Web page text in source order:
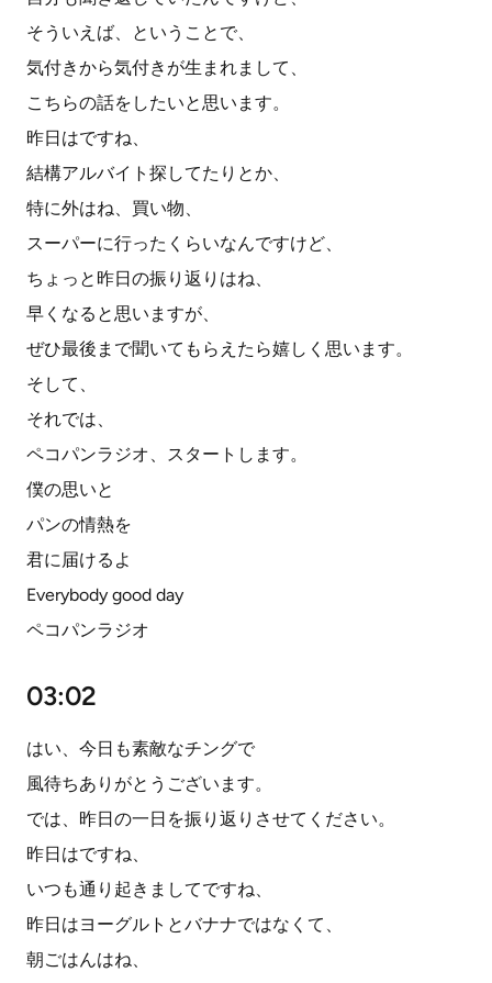
そういえば、ということで、
気付きから気付きが生まれまして、
こちらの話をしたいと思います。
昨日はですね、
結構アルバイト探してたりとか、
特に外はね、買い物、
スーパーに行ったくらいなんですけど、
ちょっと昨日の振り返りはね、
早くなると思いますが、
ぜひ最後まで聞いてもらえたら嬉しく思います。
そして、
それでは、
ペコパンラジオ、スタートします。
僕の思いと
パンの情熱を
君に届けるよ
Everybody good day
ペコパンラジオ
03:02
はい、今日も素敵なチングで
風待ちありがとうございます。
では、昨日の一日を振り返りさせてください。
昨日はですね、
いつも通り起きましてですね、
昨日はヨーグルトとバナナではなくて、
朝ごはんはね、